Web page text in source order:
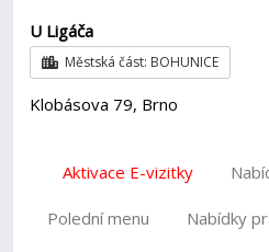
U Ligáča
Městská část: BOHUNICE
Klobásova 79, Brno
Aktivace E-vizitky
Polední menu Nabídky